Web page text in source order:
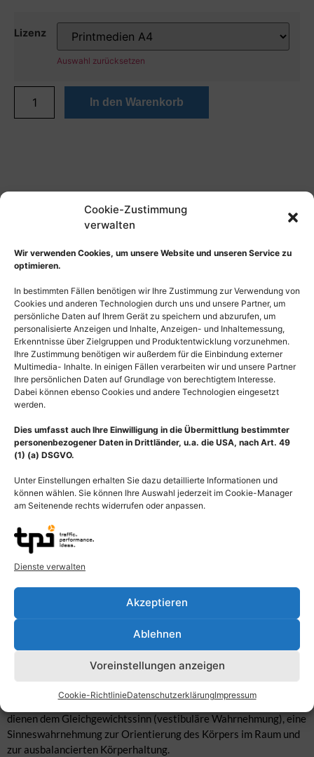
Cookie-Zustimmung
verwalten
Wir verwenden Cookies, um unsere Website und unseren Service zu
optimieren.
In bestimmten Fällen benötigen wir Ihre Zustimmung zur Verwendung von
Cookies und anderen Technologien durch uns und unsere Partner, um
persönliche Daten auf Ihrem Gerät zu speichern und abzurufen, um
personalisierte Anzeigen und Inhalte, Anzeigen- und Inhaltemessung,
Erkenntnisse über Zielgruppen und Produktentwicklung vorzunehmen.
Ihre Zustimmung benötigen wir außerdem für die Einbindung externer
Multimedia- Inhalte. In einigen Fällen verarbeiten wir und unsere Partner
Ihre persönlichen Daten auf Grundlage von berechtigtem Interesse.
Dabei können ebenso Cookies und andere Technologien eingesetzt
werden.
Dies umfasst auch Ihre Einwilligung in die Übermittlung bestimmter
personenbezogener Daten in Drittländer, u.a. die USA, nach Art. 49
(1) (a) DSGVO.
Unter Einstellungen erhalten Sie dazu detaillierte Informationen und
können wählen. Sie können Ihre Auswahl jederzeit im Cookie-Manager
am Seitenende rechts widerrufen oder anpassen.
Dienste verwalten
Akzeptieren
Ablehnen
Voreinstellungen anzeigen
Cookie-RichtlinieDatenschutzerklärungImpressum
Lizenz
Auswahl zurücksetzen
In den Warenkorb
Beschreibung
Anatomie Hörorgan Ohr, Gehörknöchelchen (Ossicula auditūs)
Hammer, Amboss und Steigbügel im Mittelohr (Auris media)
sowie Innenohr (Auris interna) mit Vestibularorgan (Organon
Vorhofsäckchen (Sacculus und Utriculus) sowie die Bogengänge.
Die Hörschnecke (Cochlea) – im Bild eröffnet – dient der
Schallwahrnehmung, sie besteht in ihrem Inneren aus drei
Gängen, der Scala vestibuli, dem Ductus cochlearis und der Scala
eingebettet, das häutige Labyrinth. Die Bogengänge (Canales
(Vestibularorgan, Gleichgewichtsorgan, Organon vestibulare)
dienen dem Gleichgewichtssinn (vestibuläre Wahrnehmung), eine
Sinneswahrnehmung zur Orientierung des Körpers im Raum und
zur ausbalancierten Körperhaltung.